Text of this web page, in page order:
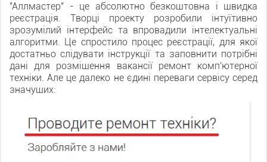
"Аллмастер" - це абсолютно безкоштовна і швидка
реєстрація. Творці проекту розробили інтуїтивно
зрозумілий інтерфейс та впровадили інтелектуальні
алгоритми. Це спростило процес реєстрації, для якої
достатньо слідувати інструкції та заповнити потрібні
дані для розміщення вакансії ремонт комп'ютерної
техніки. Але це далеко не єдині переваги сервісу серед
значущих: